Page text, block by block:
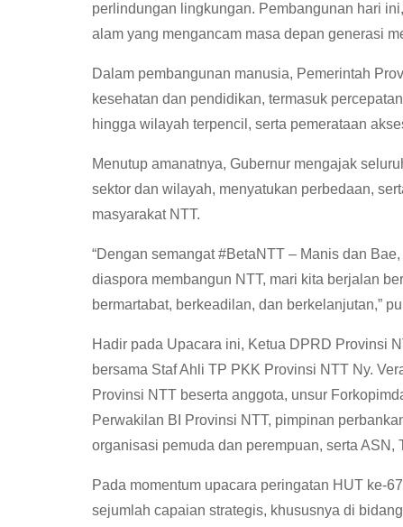
perlindungan lingkungan. Pembangunan hari
alam yang mengancam masa depan generasi
Dalam pembangunan manusia, Pemerintah
kesehatan dan pendidikan, termasuk
hingga wilayah terpencil, serta pemerataan
Menutup amanatnya, Gubernur mengajak
sektor dan wilayah, menyatukan perbedaan,
masyarakat NTT.
“Dengan semangat #BetaNTT – Manis dan
diaspora membangun NTT, mari kita berjalan
bermartabat, berkeadilan, dan berkelanjutan,”
Hadir pada Upacara ini, Ketua DPRD Provinsi
bersama Staf Ahli TP PKK Provinsi NTT Ny.
Provinsi NTT beserta anggota, unsur
Perwakilan BI Provinsi NTT, pimpinan
organisasi pemuda dan perempuan, serta ASN,
Pada momentum upacara peringatan HUT ke-
sejumlah capaian strategis, khususnya di